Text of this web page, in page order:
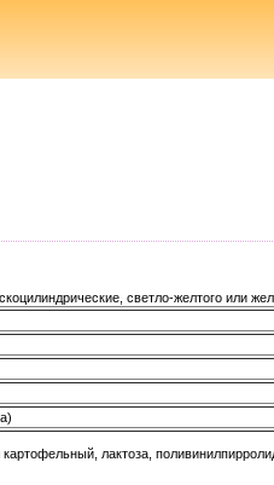
светло-желтого или
лактоза,